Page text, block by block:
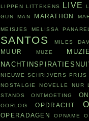
LIPPEN LITTEKENS LIVE
GUN
MAN MARATHON
MEISJES MELISSA
SANTOS
MILES
MUUR MUZE
NIEUWE SCHRIJVERS PRIJS
NOSTALGIE
NOVELLE NUR
STANDS
ONTMOETING
OORLOG
OPDRACHT
OPERADAGEN OPNAME